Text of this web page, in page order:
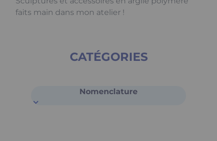
faits main dans mon atelier !
CATÉGORIES
Nomenclature